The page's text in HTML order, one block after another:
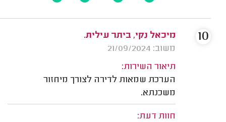
מיכאל נקי, ביתר עילית.
משוב: 21/09/2024
תיאור השירות:
הערכת שמאות לדירה לצורך מיחזור
משכנתא.
חוות דעת:
10